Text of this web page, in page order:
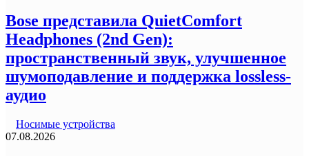
Bose представила QuietComfort
Headphones (2nd Gen):
пространственный звук, улучшенное
шумоподавление и поддержка lossless-
аудио
Носимые устройства
07.08.2026